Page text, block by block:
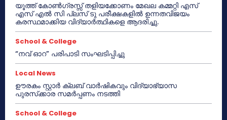
യൂത്ത് കോൺഗ്രസ്സ് തളിയക്കോണം മേഖല കമ്മറ്റി എസ്
എസ് എൽ സി പ്ലസ് ടു പരീക്ഷകളിൽ ഉന്നതവിജയം
കരസ്ഥമാക്കിയ വിദ്യാർത്ഥികളെ ആദരിച്ചു.
School & College
“നവ് ഓറ” പരിപാടി സംഘടിപ്പിച്ചു
Local News
ഊരകം സ്റ്റാർ ക്ലബ് വാർഷികവും വിദ്യാഭ്യാസ
പുരസ്‌ക്കാര സമർപ്പണം നടത്തി
School & College